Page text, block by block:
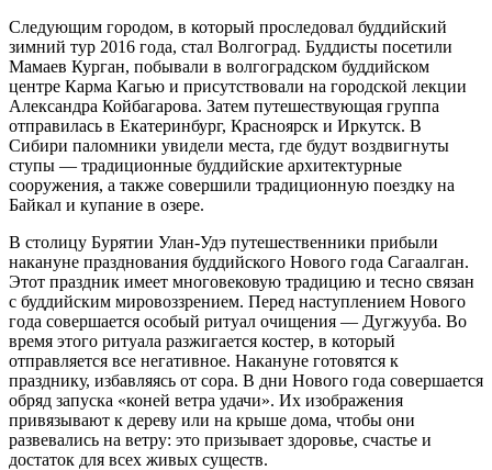
Следующим городом, в который проследовал буддийский
зимний тур 2016 года, стал Волгоград. Буддисты посетили
Мамаев Курган, побывали в волгоградском буддийском
центре Карма Кагью и присутствовали на городской лекции
Александра Койбагарова. Затем путешествующая группа
отправилась в Екатеринбург, Красноярск и Иркутск. В
Сибири паломники увидели места, где будут воздвигнуты
ступы — традиционные буддийские архитектурные
сооружения, а также совершили традиционную поездку на
Байкал и купание в озере.
В столицу Бурятии Улан-Удэ путешественники прибыли
накануне празднования буддийского Нового года Сагаалган.
Этот праздник имеет многовековую традицию и тесно связан
с буддийским мировоззрением. Перед наступлением Нового
года совершается особый ритуал очищения — Дугжууба. Во
время этого ритуала разжигается костер, в который
отправляется все негативное. Накануне готовятся к
празднику, избавляясь от сора. В дни Нового года совершается
обряд запуска «коней ветра удачи». Их изображения
привязывают к дереву или на крыше дома, чтобы они
развевались на ветру: это призывает здоровье, счастье и
достаток для всех живых существ.